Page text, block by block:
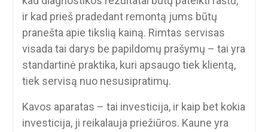
ir kad prieš pradedant remontą jums būtų
pranešta apie tikslią kainą. Rimtas servisas
visada tai darys be papildomų prašymų – tai yra
standartinė praktika, kuri apsaugo tiek klientą,
tiek servisą nuo nesusipratimų.
Kavos aparatas – tai investicija, ir kaip bet kokia
investicija, ji reikalauja priežiūros. Kaune yra